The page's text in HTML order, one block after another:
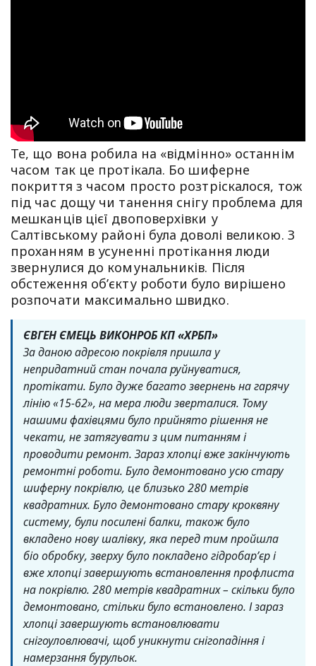
Те, що вона робила на «відмінно» останнім
часом так це протікала. Бо шиферне
покриття з часом просто розтріскалося, тож
під час дощу чи танення снігу проблема для
мешканців цієї двоповерхівки у
Салтівському районі була доволі великою. З
проханням в усуненні протікання люди
звернулися до комунальників. Після
обстеження об’єкту роботи було вирішено
розпочати максимально швидко.
ЄВГЕН ЄМЕЦЬ ВИКОНРОБ КП «ХРБП»
За даною адресою покрівля пришла у
непридатний стан почала руйнуватися,
протікати. Було дуже багато звернень на гарячу
лінію «15-62», на мера люди зверталися. Тому
нашими фахівцями було прийнято рішення не
чекати, не затягувати з цим питанням і
проводити ремонт. Зараз хлопці вже закінчують
ремонтні роботи. Було демонтовано усю стару
шиферну покрівлю, це близько 280 метрів
квадратних. Було демонтовано стару кроквяну
систему, були посилені балки, також було
вкладено нову шалівку, яка перед тим пройшла
біо обробку, зверху було покладено гідробар’єр і
вже хлопці завершують встановлення профлиста
на покрівлю. 280 метрів квадратних – скільки було
демонтовано, стільки було встановлено. І зараз
хлопці завершують встановлювати
снігоуловлювачі, щоб уникнути снігопадіння і
намерзання бурульок.